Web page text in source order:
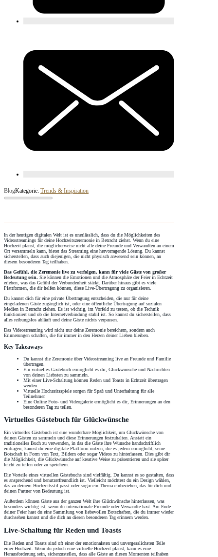
BlogKategorie: Trends & Inspiration
In der heutigen digitalen Welt ist es unerlässlich, dass du die Möglichkeiten des
Videostreamings für deine Hochzeitszeremonie in Betracht ziehst. Wenn du eine
Hochzeit planst, die möglicherweise nicht alle deine Freunde und Verwandten an einem
Ort versammeln kann, bietet das Streaming eine hervorragende Lösung. Du kannst
sicherstellen, dass auch diejenigen, die nicht physisch anwesend sein können, an
diesem besonderen Tag teilhaben.
Das Gefühl, die Zeremonie live zu verfolgen, kann für viele Gäste von großer
Bedeutung sein. Sie können die Emotionen und die Atmosphäre der Feier in Echtzeit
erleben, was das Gefühl der Verbundenheit stärkt. Darüber hinaus gibt es viele
Plattformen, die dir helfen können, diese Live-Übertragung zu organisieren.
Du kannst dich für eine private Übertragung entscheiden, die nur für deine
eingeladenen Gäste zugänglich ist, oder eine öffentliche Übertragung auf sozialen
Medien in Betracht ziehen. Es ist wichtig, im Vorfeld zu testen, ob die Technik
funktioniert und ob die Internetverbindung stabil ist. So kannst du sicherstellen, dass
alles reibungslos abläuft und deine Gäste nichts verpassen.
Das Videostreaming wird nicht nur deine Zeremonie bereichern, sondern auch
Erinnerungen schaffen, die für immer in den Herzen deiner Lieben bleiben.
Key Takeaways
Du kannst die Zeremonie über Videostreaming live an Freunde und Familie
übertragen.
Ein virtuelles Gästebuch ermöglicht es dir, Glückwünsche und Nachrichten
von deinen Liebsten zu sammeln.
Mit einer Live-Schaltung können Reden und Toasts in Echtzeit übertragen
werden.
Virtuelle Hochzeitsspiele sorgen für Spaß und Unterhaltung für alle
Teilnehmer.
Eine Online Foto- und Videogalerie ermöglicht es dir, Erinnerungen an den
besonderen Tag zu teilen.
Virtuelles Gästebuch für Glückwünsche
Ein virtuelles Gästebuch ist eine wunderbare Möglichkeit, um Glückwünsche von
deinen Gästen zu sammeln und diese Erinnerungen festzuhalten. Anstatt ein
traditionelles Buch zu verwenden, in das die Gäste ihre Wünsche handschriftlich
eintragen, kannst du eine digitale Plattform nutzen, die es jedem ermöglicht, seine
Botschaft in Form von Text, Bildern oder sogar Videos zu hinterlassen. Dies gibt dir
die Möglichkeit, die Glückwünsche auf kreative Weise zu präsentieren und sie später
leicht zu teilen oder zu speichern.
Die Vorteile eines virtuellen Gästebuchs sind vielfältig. Du kannst es so gestalten, dass
es ansprechend und benutzerfreundlich ist. Vielleicht möchtest du ein Design wählen,
das zu deinem Hochzeitsstil passt oder sogar ein Thema einbeziehen, das für dich und
deinen Partner von Bedeutung ist.
Außerdem können Gäste aus der ganzen Welt ihre Glückwünsche hinterlassen, was
besonders wichtig ist, wenn du internationale Freunde oder Verwandte hast. Am Ende
deiner Feier hast du eine Sammlung von liebevollen Botschaften, die du immer wieder
durchsehen kannst und die dich an diesen besonderen Tag erinnern werden.
Live-Schaltung für Reden und Toasts
Die Reden und Toasts sind oft einer der emotionalsten und unvergesslichsten Teile
einer Hochzeit. Wenn du jedoch eine virtuelle Hochzeit planst, kann es eine
Herausforderung sein, sicherzustellen, dass alle Gäste an diesen Momenten teilhaben